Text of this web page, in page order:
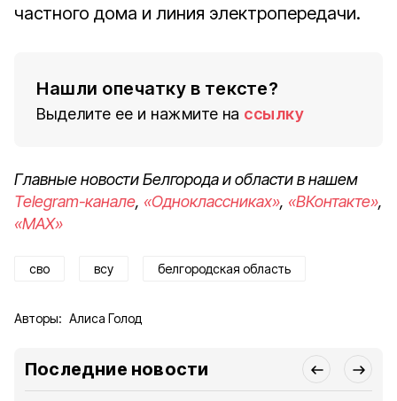
частного дома и линия электропередачи.
Нашли опечатку в тексте?
Выделите ее и нажмите на ссылку
Главные новости Белгорода и области в нашем
Telegram-канале, «Одноклассниках», «ВКонтакте»,
«MAX»
сво всу белгородская область
Авторы: Алиса Голод
Последние новости